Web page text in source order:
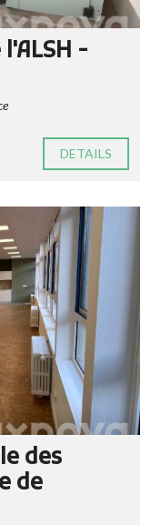
-
DETAILS
des
de